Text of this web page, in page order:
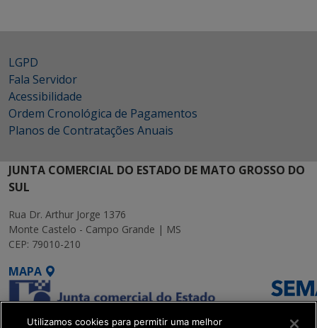
LGPD
Fala Servidor
Acessibilidade
Ordem Cronológica de Pagamentos
Planos de Contratações Anuais
JUNTA COMERCIAL DO ESTADO DE MATO GROSSO DO
SUL
Rua Dr. Arthur Jorge 1376
Monte Castelo - Campo Grande | MS
CEP: 79010-210
MAPA
Utilizamos cookies para permitir uma melhor